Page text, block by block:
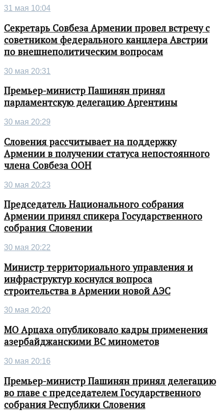
31 мая 10:04
Секретарь Совбеза Армении провел встречу с
советником федерального канцлера Австрии
по внешнеполитическим вопросам
30 мая 20:31
Премьер-министр Пашинян принял
парламентскую делегацию Аргентины
30 мая 20:29
Словения рассчитывает на поддержку
Армении в получении статуса непостоянного
члена Совбеза ООН
30 мая 20:23
Председатель Национального собрания
Армении принял спикера Государственного
собрания Словении
30 мая 20:22
Министр территориального управления и
инфраструктур коснулся вопроса
строительства в Армении новой АЭС
30 мая 20:20
МО Арцаха опубликовало кадры применения
азербайджанскими ВС минометов
30 мая 20:16
Премьер-министр Пашинян принял делегацию
во главе с председателем Государственного
собрания Республики Словения